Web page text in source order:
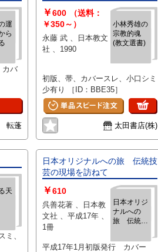
運
ら
カバ
転蓬
小林秀雄の
宗教的魂
(教文選書)
￥600
（送料：
￥350～）
永藤 武 、日本教文
社 、1990
初版、帯、カバースレ、小口シミ
少有り ［ID：BBE35］
太田書店(株)
天
ミ、
日本オリジナルへの旅 伝統技
芸の現場を訪ねて
日本オリジ
ナルへの
旅 伝統技
訪ねて
￥610
呉善花著 、日本教
文社 、平成17年 、
1冊
平成17年1月初版発行 カバー